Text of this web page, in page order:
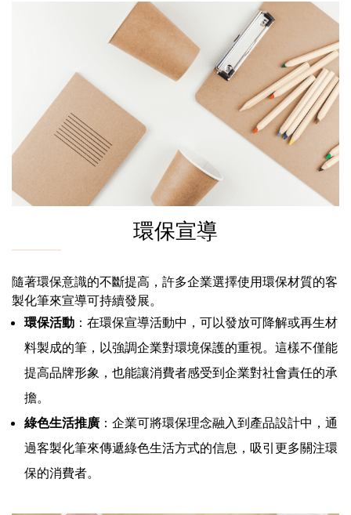
環保宣導
隨著環保意識的不斷提高，許多企業選擇使用環保材質的客
製化筆來宣導可持續發展。
環保活動 ：在環保宣導活動中，可以發放可降解或再生材
料製成的筆，以強調企業對環境保護的重視。這樣不僅能
提高品牌形象，也能讓消費者感受到企業對社會責任的承
擔。
綠色生活推廣 ：企業可將環保理念融入到產品設計中，通
過客製化筆來傳遞綠色生活方式的信息，吸引更多關注環
保的消費者。